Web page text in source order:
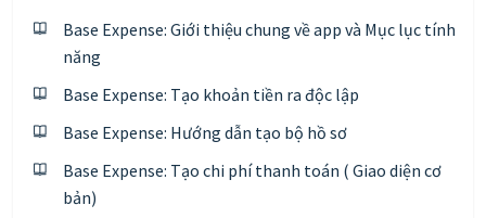
Base Expense: Giới thiệu chung về app và Mục lục tính
năng
Base Expense: Tạo khoản tiền ra độc lập
Base Expense: Hướng dẫn tạo bộ hồ sơ
Base Expense: Tạo chi phí thanh toán ( Giao diện cơ
bản)